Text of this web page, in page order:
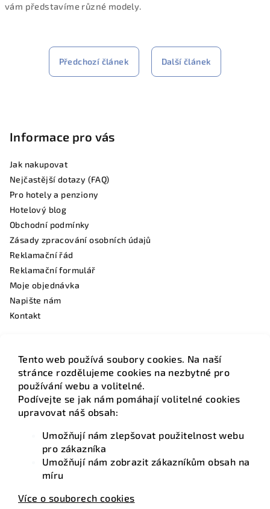
Tento web používá soubory cookies. Na naší
stránce rozdělujeme cookies na nezbytné pro
používání webu a volitelné.
Podívejte se jak nám pomáhají volitelné cookies
upravovat náš obsah:
Umožňují nám zlepšovat použitelnost webu
pro zákazníka
Umožňují nám zobrazit zákazníkům obsah na
míru
Více o souborech cookies
vám představíme různé modely.
Předchozí článek Další článek
Informace pro vás
Jak nakupovat
Nejčastější dotazy (FAQ)
Pro hotely a penziony
Hotelový blog
Obchodní podmínky
Zásady zpracování osobních údajů
Reklamační řád
Reklamační formulář
Moje objednávka
Napište nám
Kontakt
Facebook
Kontakt
hotelovamatrace.cz